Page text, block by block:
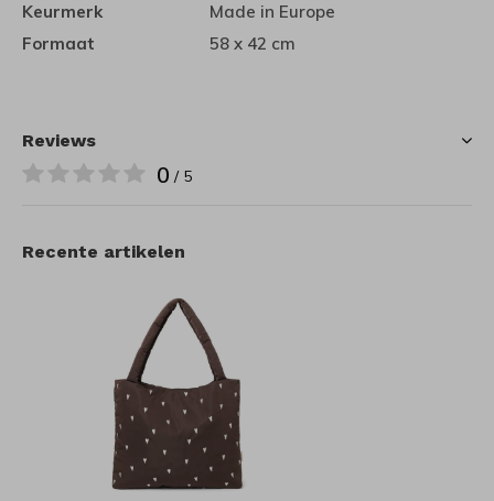
Keurmerk
Made in Europe
Formaat
58 x 42 cm
Reviews
0 / 5
Recente artikelen